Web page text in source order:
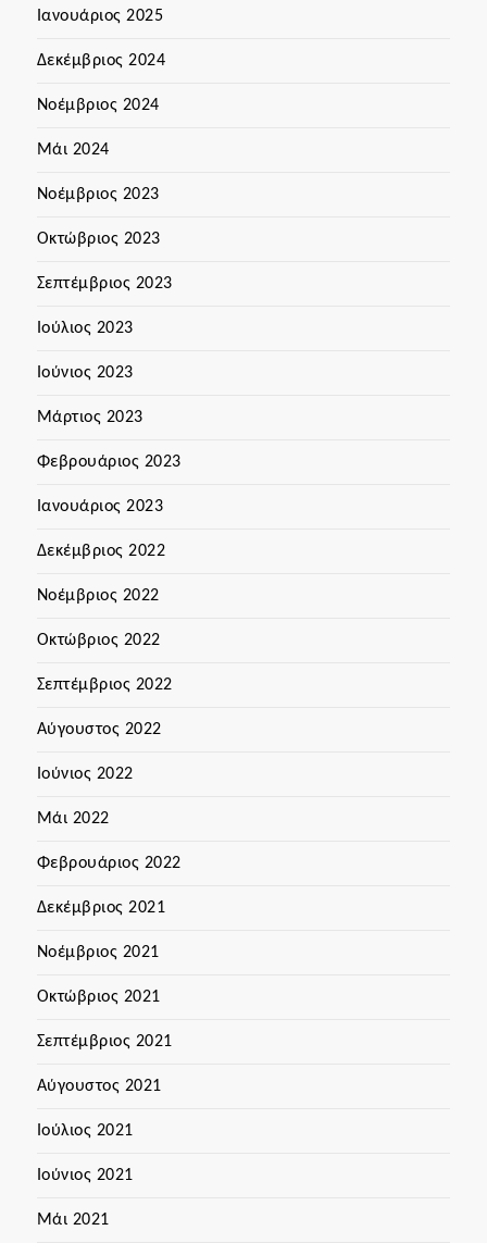
Ιανουάριος 2025
Δεκέμβριος 2024
Νοέμβριος 2024
Μάι 2024
Νοέμβριος 2023
Οκτώβριος 2023
Σεπτέμβριος 2023
Ιούλιος 2023
Ιούνιος 2023
Μάρτιος 2023
Φεβρουάριος 2023
Ιανουάριος 2023
Δεκέμβριος 2022
Νοέμβριος 2022
Οκτώβριος 2022
Σεπτέμβριος 2022
Αύγουστος 2022
Ιούνιος 2022
Μάι 2022
Φεβρουάριος 2022
Δεκέμβριος 2021
Νοέμβριος 2021
Οκτώβριος 2021
Σεπτέμβριος 2021
Αύγουστος 2021
Ιούλιος 2021
Ιούνιος 2021
Μάι 2021